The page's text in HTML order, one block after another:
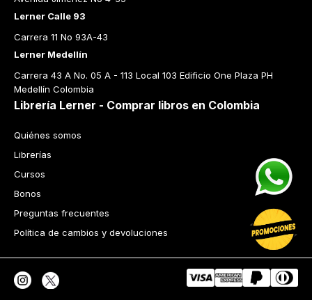
Lerner Calle 93
Carrera 11 No 93A-43
Lerner Medellín
Carrera 43 A No. 05 A - 113 Local 103 Edificio One Plaza PH
Medellín Colombia
Librería Lerner - Comprar libros en Colombia
Quiénes somos
Librerías
Cursos
Bonos
Preguntas frecuentes
Política de cambios y devoluciones